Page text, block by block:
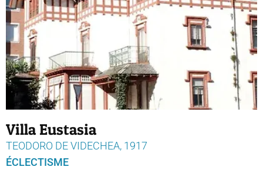
Villa Eustasia
TEODORO DE VIDECHEA, 1917
ÉCLECTISME